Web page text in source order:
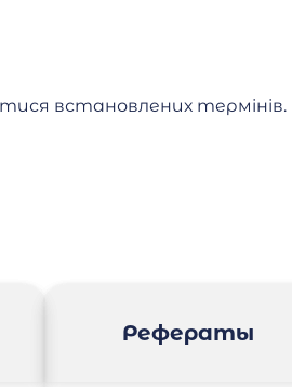
встановлених термінів.
Рефераты